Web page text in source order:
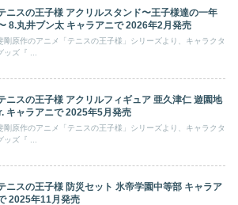
ニスの王子様 アクリルスタンド〜王子様達の一年
8.丸井ブン太 キャラアニで 2026年2月発売
剛原作のアニメ「テニスの王子様」シリーズより、キャラクタ
ニスの王子様 アクリルフィギュア 亜久津仁 遊園地
キャラアニで 2025年5月発売
剛原作のアニメ「テニスの王子様」シリーズより、キャラクタ
ニスの王子様 防災セット 氷帝学園中等部 キャラア
2025年11月発売